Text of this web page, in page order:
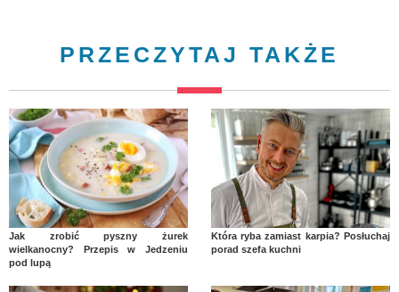
PRZECZYTAJ TAKŻE
Jak zrobić pyszny żurek
wielkanocny? Przepis w Jedzeniu
pod lupą
Która ryba zamiast karpia? Posłuchaj
porad szefa kuchni